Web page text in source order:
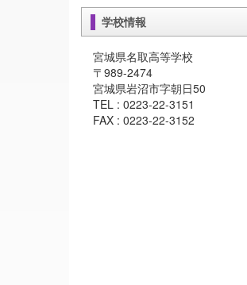
学校情報
宮城県名取高等学校
〒989-2474
宮城県岩沼市字朝日50
TEL : 0223-22-3151
FAX : 0223-22-3152